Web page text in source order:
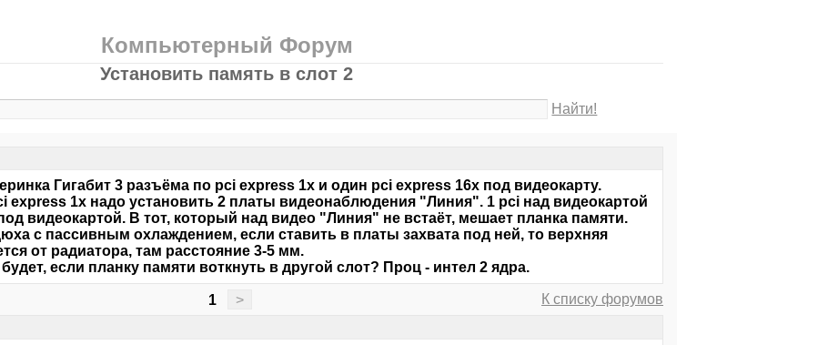
Компьютерный Форум
Установить память в слот 2
Найти!
Гигабит 3 разъёма по pci express 1x и один pci express 16x под видеокарту.
express 1x надо установить 2 платы видеонаблюдения "Линия". 1 pci над видеокартой
видеокартой. В тот, который над видео "Линия" не встаёт, мешает планка памяти.
с пассивным охлаждением, если ставить в платы захвата под ней, то верхняя
от радиатора, там расстояние 3-5 мм.
если планку памяти воткнуть в другой слот? Проц - интел 2 ядра.
1 >
К списку форумов